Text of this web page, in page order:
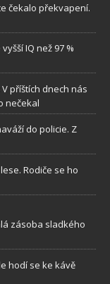
čekalo překvapení.
IQ než 97 %
příštích dnech nás
nečekal
do policie. Z
Rodiče se ho
zásoba sladkého
hodí se ke kávě